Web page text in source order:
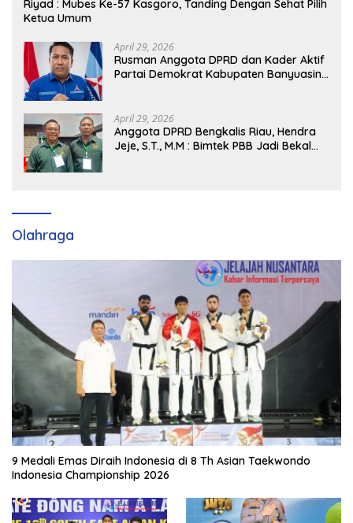
Riyad : Mubes Ke-57 Kasgoro, Tanding Dengan Sehat Pilih
Ketua Umum
April 29, 2026
Rusman Anggota DPRD dan Kader Aktif
Partai Demokrat Kabupaten Banyuasin
April 29, 2026
Anggota DPRD Bengkalis Riau, Hendra
Jeje, S.T., M.M : Bimtek PBB Jadi Bekal
Olahraga
9 Medali Emas Diraih Indonesia di 8 Th Asian Taekwondo
Indonesia Championship 2026